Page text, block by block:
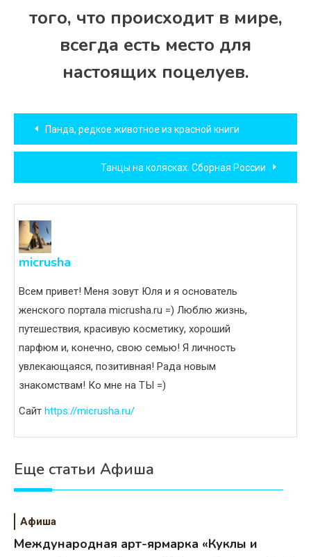
того, что происходит в мире,
всегда есть место для
настоящих поцелуев.
Навигация
по
записям
Панда, редкое животное из красной книги
Танцы на колясках. Сборная России
micrusha
Всем привет! Меня зовут Юля и я основатель
женского портала micrusha.ru =) Люблю жизнь,
путешествия, красивую косметику, хороший
парфюм и, конечно, свою семью! Я личность
увлекающаяся, позитивная! Рада новым
знакомствам! Ко мне на ТЫ =)
Сайт https://micrusha.ru/
Еще статьи Афиша
Афиша
Международная арт-ярмарка «Куклы и